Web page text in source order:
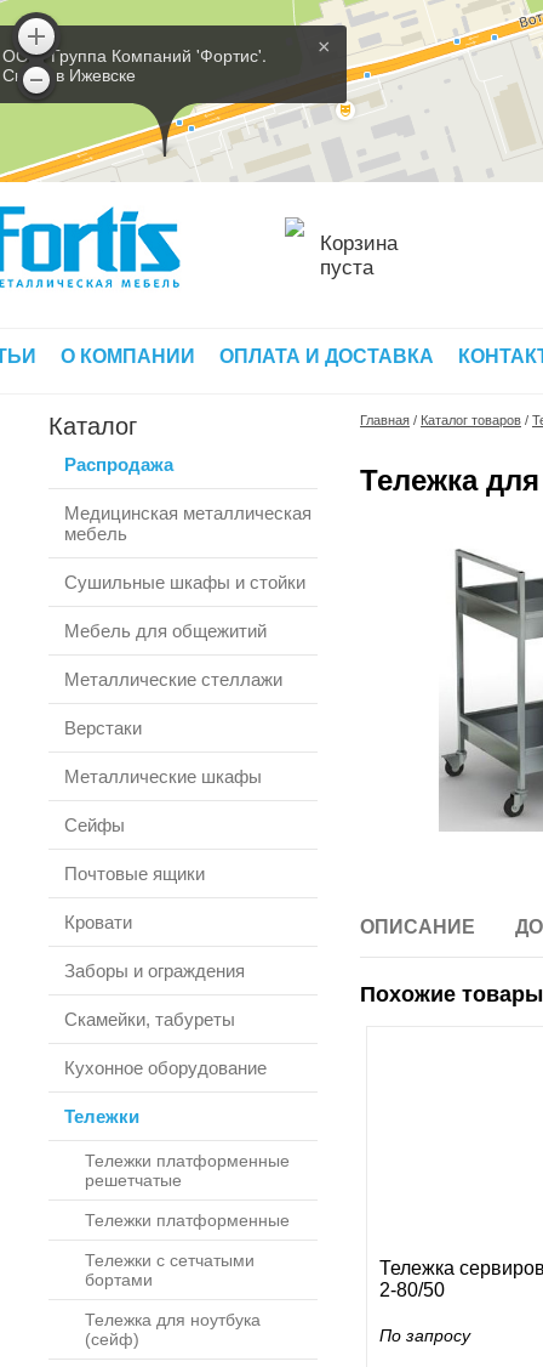
×
ООО 'Группа Компаний 'Фортис'.
Склад в Ижевске
Корзина
пуста
О КОМПАНИИ ОПЛАТА И ДОСТАВКА
Каталог
Распродажа
Медицинская металлическая
мебель
Сушильные шкафы и стойки
Мебель для общежитий
Металлические стеллажи
Верстаки
Металлические шкафы
Сейфы
Почтовые ящики
Кровати
Заборы и ограждения
Скамейки, табуреты
Кухонное оборудование
Тележки
Тележки платформенные
решетчатые
Тележки платформенные
Тележки с сетчатыми
бортами
Тележка для ноутбука
(сейф)
Главная / Каталог товаров /
Тележка
ОПИСАНИЕ
Похожие
Тележка
2-80/50
По запросу